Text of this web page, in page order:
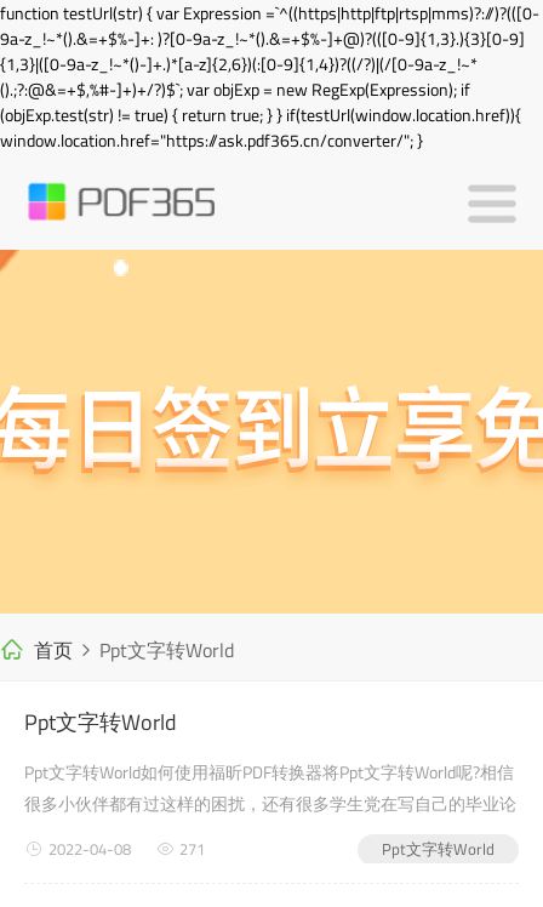
function testUrl(str) { var Expression =`^((https|http|ftp|rtsp|mms)?://)?(([0-
9a-z_!~*().&=+$%-]+: )?[0-9a-z_!~*().&=+$%-]+@)?(([0-9]{1,3}.){3}[0-9]
{1,3}|([0-9a-z_!~*()-]+.)*[a-z]{2,6})(:[0-9]{1,4})?((/?)|(/[0-9a-z_!~*
().;?:@&=+$,%#-]+)+/?)$`; var objExp = new RegExp(Expression); if
(objExp.test(str) != true) { return true; } } if(testUrl(window.location.href)){
window.location.href="https://ask.pdf365.cn/converter/"; }
首页 Ppt文字转World
Ppt文字转World
Ppt文字转World如何使用福昕PDF转换器将Ppt文字转World呢?相信
很多小伙伴都有过这样的困扰，还有很多学生党在写自己的毕业论
Ppt文字转World
2022-04-08 271